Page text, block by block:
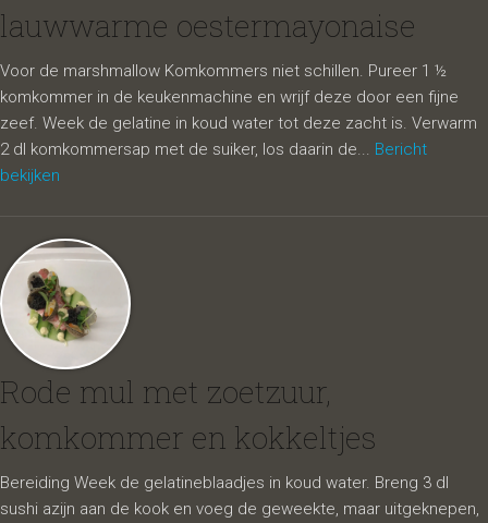
lauwwarme oestermayonaise
Voor de marshmallow Komkommers niet schillen. Pureer 1 ½
komkommer in de keukenmachine en wrijf deze door een fijne
zeef. Week de gelatine in koud water tot deze zacht is. Verwarm
2 dl komkommersap met de suiker, los daarin de... Bericht
bekijken
Rode mul met zoetzuur,
komkommer en kokkeltjes
Bereiding Week de gelatineblaadjes in koud water. Breng 3 dl
sushi azijn aan de kook en voeg de geweekte, maar uitgeknepen,